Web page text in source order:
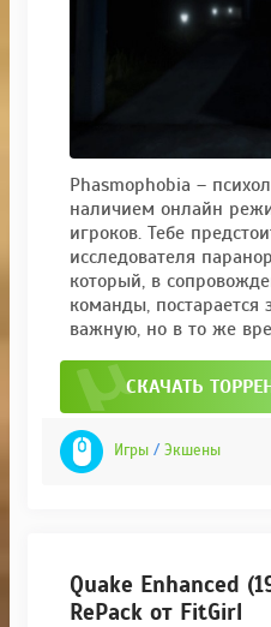
Phasmophobia –
наличием онлайн
игроков. Тебе
исследователя
который, в
команды, постарается
важную, но в то же
СКАЧАТЬ
Игры / Экшены
Quake Enhanced
RePack от FitGirl